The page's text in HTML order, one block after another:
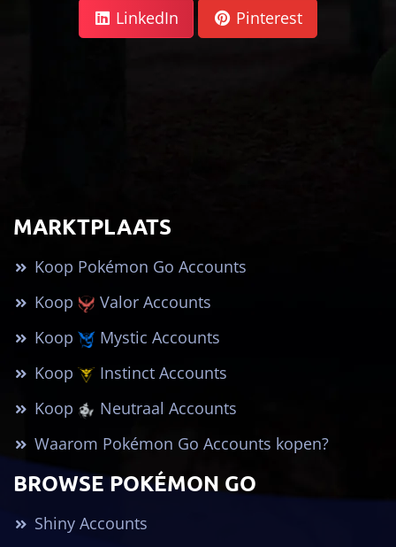
LinkedIn Pinterest
MARKTPLAATS
Koop Pokémon Go Accounts
Koop
Valor Accounts
Koop
Mystic Accounts
Koop
Instinct Accounts
Koop
Neutraal Accounts
Waarom Pokémon Go Accounts kopen?
BROWSE POKÉMON GO
Shiny Accounts